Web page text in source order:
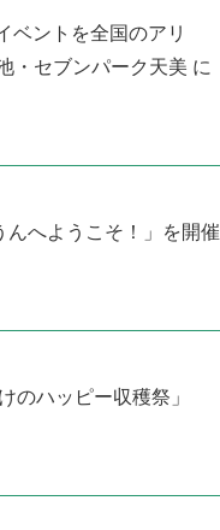
ベントを全国のアリ
・セブンパーク天美 に
へようこそ！」を開催
のハッピー収穫祭」